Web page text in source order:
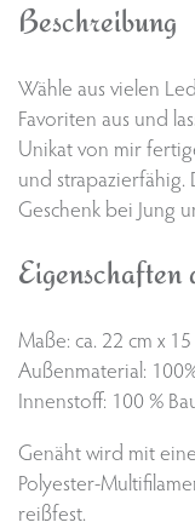
Beschreibung
Wähle aus vielen
Favoriten aus und
Unikat von mir
und strapazierfähig.
Geschenk bei Jung
Eigenschaften
Maße: ca. 22 cm x
Außenmaterial:
Innenstoff: 100 %
Genäht wird mit
Polyester-
reißfest.